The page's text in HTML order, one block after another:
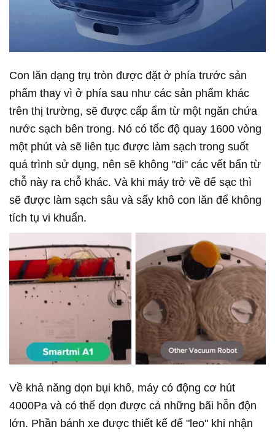
Con lăn dạng trụ tròn được đặt ở phía trước sản
phẩm thay vì ở phía sau như các sản phẩm khác
trên thị trường, sẽ được cấp ẩm từ một ngăn chứa
nước sạch bên trong. Nó có tốc độ quay 1600 vòng
một phút và sẽ liên tục được làm sạch trong suốt
quá trình sử dụng, nên sẽ không "di" các vết bẩn từ
chỗ này ra chỗ khác. Và khi máy trở về đế sạc thì
sẽ được làm sạch sâu và sấy khô con lăn để không
tích tụ vi khuẩn.
Về khả năng dọn bụi khô, máy có động cơ hút
4000Pa và có thể dọn được cả những bãi hỗn độn
lớn. Phần bánh xe được thiết kế để "leo" khi nhận